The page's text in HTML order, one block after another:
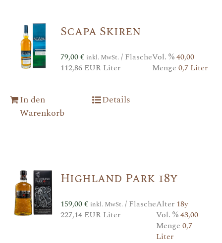
Scapa Skiren
79,00€ inkl. MwSt./ Flasche
112,86 EUR Liter
Vol. %40,00
Menge 0,7 Liter
In den
Warenkorb
Details
Highland Park 18y
159,00€ inkl. MwSt./ Flasche
227,14 EUR Liter
Alter 18y
Vol. %43,00
Menge 0,7
Liter